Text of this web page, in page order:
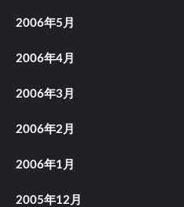
2006年5月
2006年4月
2006年3月
2006年2月
2006年1月
2005年12月